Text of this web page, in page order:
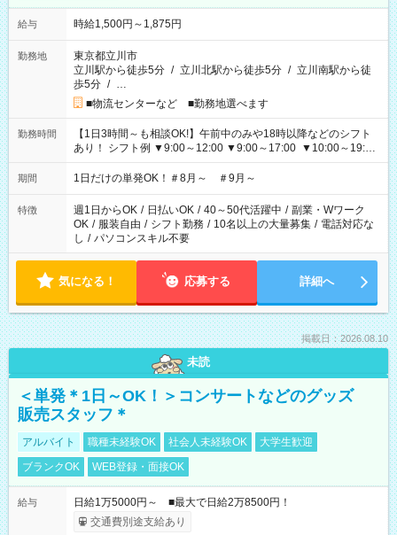
給与 時給1,500円～1,875円
勤務地
東京都立川市
立川駅から徒歩5分 / 立川北駅から徒歩5分 / 立川南駅から徒
歩5分 / …
■物流センターなど ■勤務地選べます
勤務時間
【1日3時間～も相談OK!】午前中のみや18時以降などのシフト
あり！ シフト例 ▼9:00～12:00 ▼9:00～17:00 ▼10:00～19:00
▼18:00～21:00
期間 1日だけの単発OK！＃8月～ ＃9月～
特徴 週1日からOK / 日払いOK / 40～50代活躍中 / 副業・Wワーク
OK / 服装自由 / シフト勤務 / 10名以上の大量募集 / 電話対応な
し / パソコンスキル不要
気になる！ 応募する 詳細へ
掲載日：2026.08.10
未読
＜単発＊1日～OK！＞コンサートなどのグッズ
販売スタッフ＊
アルバイト 職種未経験OK 社会人未経験OK
大学生歓迎
ブランクOK
WEB登録・面接OK
給与
日給1万5000円～ ■最大で日給2万8500円！
交通費別途支給あり